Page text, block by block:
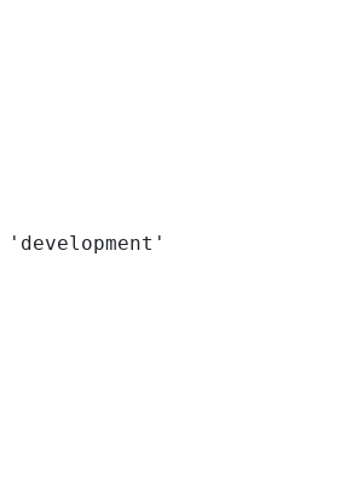
'development'